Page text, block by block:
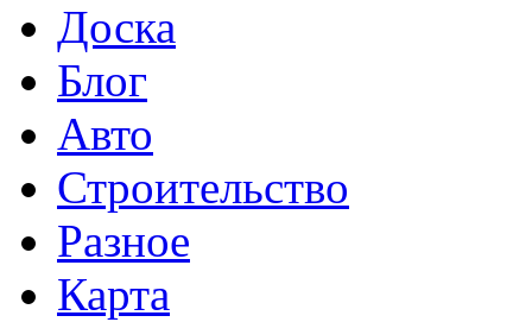
Доска
Блог
Авто
Строительство
Разное
Карта